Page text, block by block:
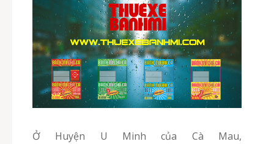
Ở Huyện U Minh của Cà Mau,